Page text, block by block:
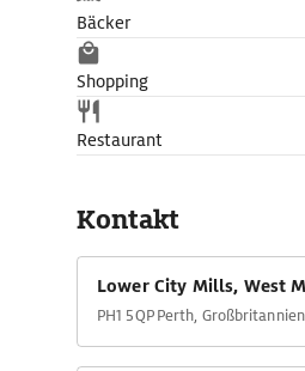
Bäcker
Shopping
Restaurant
Kontakt
Lower City Mills, West
PH1 5QP Perth, Großbritannien